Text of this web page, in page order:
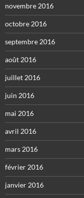
novembre 2016
octobre 2016
septembre 2016
août 2016
juillet 2016
juin 2016
mai 2016
avril 2016
mars 2016
février 2016
janvier 2016